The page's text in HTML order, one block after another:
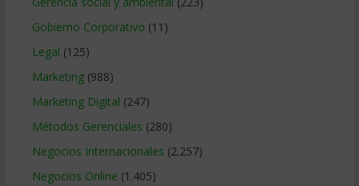
Gobierno Corporativo (11)
Legal (125)
Marketing(988)
Marketing Digital (247)
Métodos Gerenciales (280)
Negocios Internacionales (2.257)
Negocios Online (1.405)